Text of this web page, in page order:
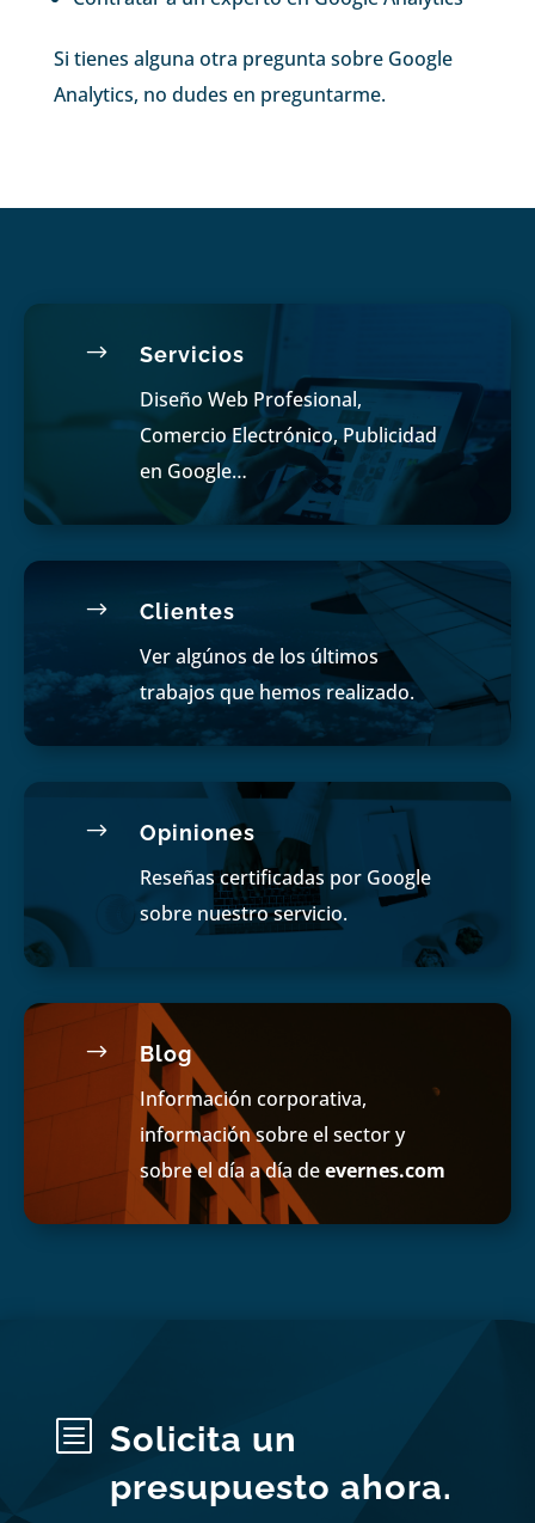
Si tienes alguna otra pregunta sobre Google
Analytics, no dudes en preguntarme.
$ Servicios
Diseño Web Profesional,
Comercio Electrónico, Publicidad
en Google…
$ Clientes
Ver algúnos de los últimos
trabajos que hemos realizado.
$ Opiniones
Reseñas certificadas por Google
sobre nuestro servicio.
$ Blog
Información corporativa,
información sobre el sector y
sobre el día a día deevernes.com
b
Solicita un
presupuesto ahora.